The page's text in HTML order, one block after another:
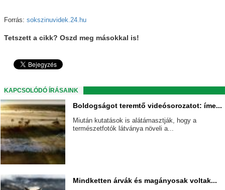
Forrás: sokszinuvidek.24.hu
Tetszett a cikk? Oszd meg másokkal is!
KAPCSOLÓDÓ ÍRÁSAINK
Boldogságot teremtő videósorozatot: íme...
Miután kutatások is alátámasztják, hogy a
természetfotók látványa növeli a...
Mindketten árvák és magányosak voltak...